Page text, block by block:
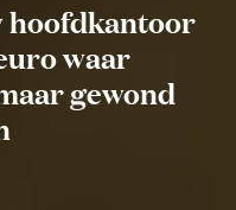
hoofdkantoor
waar
gewond